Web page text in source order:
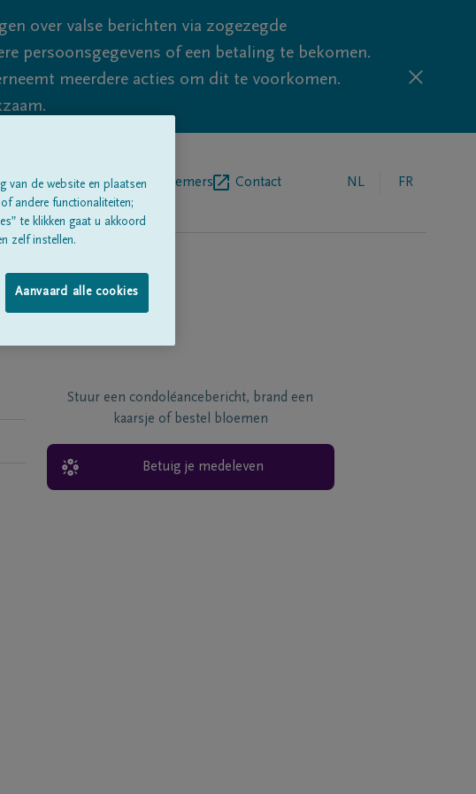
over valse berichten via zogezegde
persoonsgegevens of een betaling te bekomen.
meerdere acties om dit te voorkomen.
Over onsBegrafenisondernemers Contact NL FR
Stuur een condoléancebericht, brand een
kaarsje of bestel bloemen
Betuig je medeleven
van de website en plaatsen
andere functionaliteiten;
te klikken gaat u akkoord
zelf instellen.
Aanvaard alle cookies